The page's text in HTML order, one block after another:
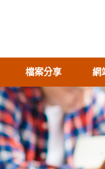
檔案分享 網